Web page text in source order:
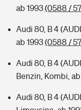
ab 1993(0588 /
Audi 80, B 4
ab 1993(0588 /
Audi 80, B 4
Benzin, Kombi,
Audi 80, B 4